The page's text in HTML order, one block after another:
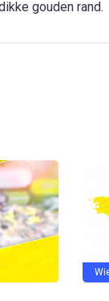
gouden rand.